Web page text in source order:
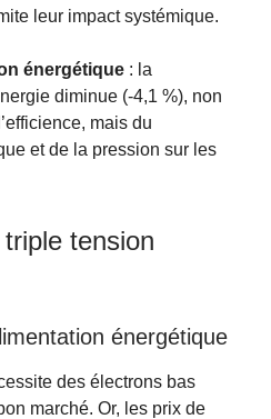
leur impact systémique.
énergétique : la
diminue (-4,1 %), non
mais du
et de la pression sur les
tension
énergétique
des électrons bas
marché. Or, les prix de